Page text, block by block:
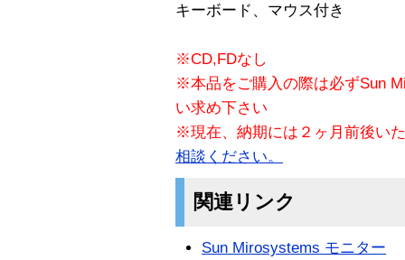
キーボード、マウス付き
※CD,FDなし
※本品をご購入の際は必ずSun
い求め下さい
※現在、納期には２ヶ月前後い
相談ください。
関連リンク
Sun Mirosystems モニター